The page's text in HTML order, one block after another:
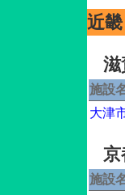
近畿
滋
施設
大津
施設